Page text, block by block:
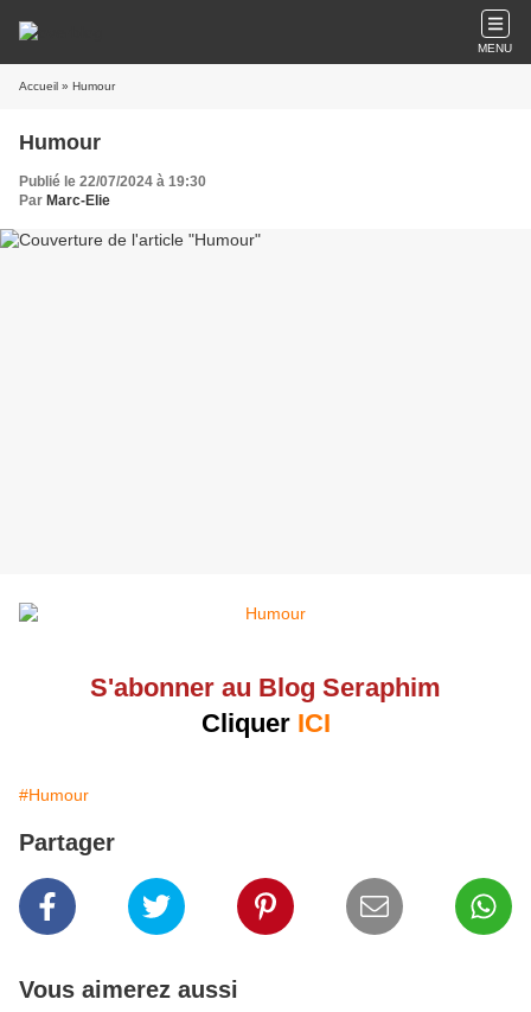
MENU
Accueil » Humour
Humour
Publié le 22/07/2024 à 19:30
Par Marc-Elie
S'abonner au Blog Seraphim
Cliquer ICI
#Humour
Partager
Vous aimerez aussi